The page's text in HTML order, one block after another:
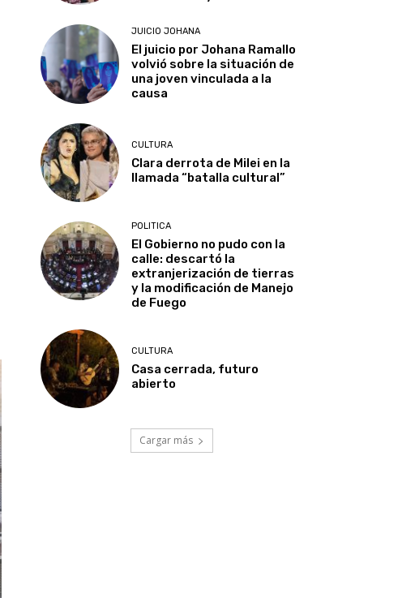
JUICIO JOHANA
El juicio por Johana Ramallo
volvió sobre la situación de
una joven vinculada a la
causa
CULTURA
Clara derrota de Milei en la
llamada “batalla cultural”
POLITICA
El Gobierno no pudo con la
calle: descartó la
extranjerización de tierras
y la modificación de Manejo
de Fuego
CULTURA
Casa cerrada, futuro
abierto
Cargar más